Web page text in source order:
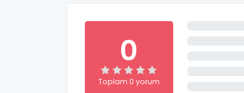
0
Toplam 0 yorum